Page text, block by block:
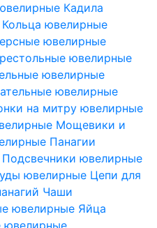
Кадила
Кольца ювелирные
ювелирные
ювелирные
ювелирные
ювелирные
на митру ювелирные
Мощевики и
Панагии
Подсвечники ювелирные
ювелирные Цепи для
Чаши
ювелирные Яйца
ювелирные